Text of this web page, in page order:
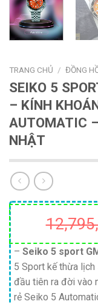
TRANG CHỦ / ĐỒNG
SEIKO 5
– KÍNH
AUTOMATIC
NHẬT
– Seiko 5 sport
5 Sport kế thừa
đầu tiên ra đời vào
rẻ Seiko 5